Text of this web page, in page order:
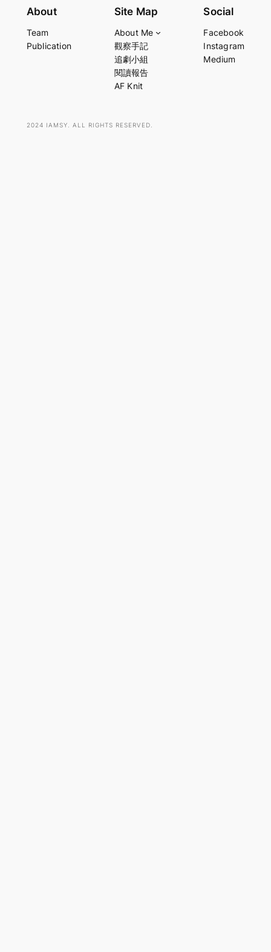
e
r
About
Team
Publication
Site Map
About Me
觀察手記
追劇小組
閱讀報告
AF Knit
Social
Facebook
Instagram
Medium
2024 IAMSY. ALL RIGHTS RESERVED.